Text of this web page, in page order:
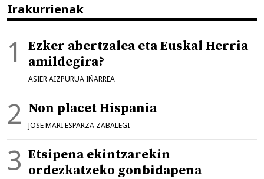
Irakurrienak
Ezker abertzalea eta Euskal Herria
amildegira?
ASIER AIZPURUA IÑARREA
Non placet Hispania
JOSE MARI ESPARZA ZABALEGI
Etsipena ekintzarekin
ordezkatzeko gonbidapena